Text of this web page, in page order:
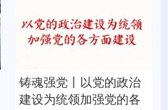
量子 体育
图片 政务
铸魂强党丨以党的政治
建设为统领加强党的各